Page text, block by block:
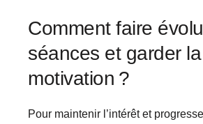
Comment faire
séances et garder la
motivation ?
Pour maintenir l’intérêt et